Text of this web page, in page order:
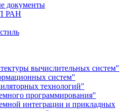
документы
РАН
вычислительных систем"
систем"
технологий"
программирования"
интеграции и прикладных